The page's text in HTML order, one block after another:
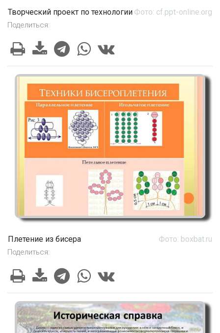
Творческий проект по технологии Фото: cf.ppt-online.org
Поделиться:
Плетение из бисера Фото: boxbat.ru
Поделиться: